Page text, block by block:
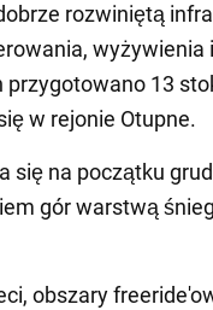
rozwiniętą
wyżywienia
13
w rejonie Otupne.
się na początku
gór warstwą
obszary